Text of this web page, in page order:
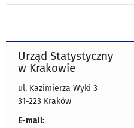
Urząd Statystyczny
w Krakowie
ul. Kazimierza Wyki 3
31-223 Kraków
E-mail: